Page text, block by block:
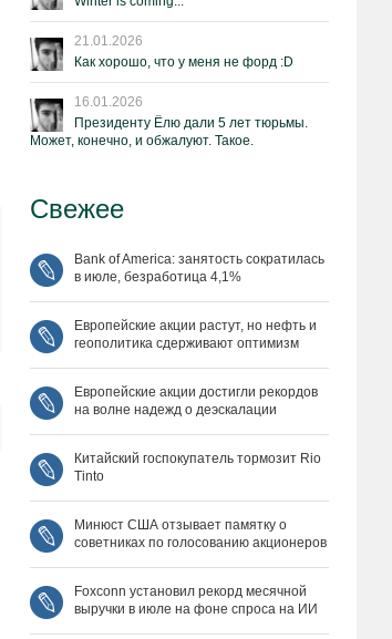
21.01.2026
Как хорошо, что у меня не форд :D
16.01.2026
Президенту Ёлю дали 5 лет тюрьмы.
Может, конечно, и обжалуют. Такое.
Свежее
Bank of America: занятость сократилась
в июле, безработица 4,1%
Европейские акции растут, но нефть и
геополитика сдерживают оптимизм
Европейские акции достигли рекордов
на волне надежд о деэскалации
Китайский госпокупатель тормозит Rio
Tinto
Минюст США отзывает памятку о
советниках по голосованию акционеров
Foxconn установил рекорд месячной
выручки в июле на фоне спроса на ИИ